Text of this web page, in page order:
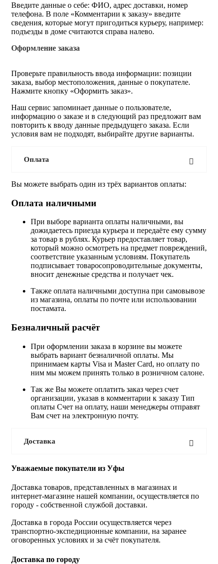
Введите данные о себе: ФИО, адрес доставки, номер
телефона. В поле «Комментарии к заказу» введите
сведения, которые могут пригодиться курьеру, например:
подъезды в доме считаются справа налево.
Оформление заказа
Проверьте правильность ввода информации: позиции
заказа, выбор местоположения, данные о покупателе.
Нажмите кнопку «Оформить заказ».
Наш сервис запоминает данные о пользователе,
информацию о заказе и в следующий раз предложит вам
повторить к вводу данные предыдущего заказа. Если
условия вам не подходят, выбирайте другие варианты.
Оплата
Вы можете выбрать один из трёх вариантов оплаты:
Оплата наличными
При выборе варианта оплаты наличными, вы
дожидаетесь приезда курьера и передаёте ему сумму
за товар в рублях. Курьер предоставляет товар,
который можно осмотреть на предмет повреждений,
соответствие указанным условиям. Покупатель
подписывает товаросопроводительные документы,
вносит денежные средства и получает чек.
Также оплата наличными доступна при самовывозе
из магазина, оплаты по почте или использовании
постамата.
Безналичный расчёт
При оформлении заказа в корзине вы можете
выбрать вариант безналичной оплаты. Мы
принимаем карты Visa и Master Card, но оплату по
ним мы можем принять только в розничном салоне.
Так же Вы можете оплатить заказ через счет
организации, указав в комментарии к заказу Тип
оплаты Счет на оплату, наши менеджеры отправят
Вам счет на электронную почту.
Доставка
Уважаемые покупатели из Уфы
Доставка товаров, представленных в магазинах и
интернет-магазине нашей компании, осуществляется по
городу - собственной службой доставки.
Доставка в города России осуществляется через
транспортно-экспедиционные компании, на заранее
оговоренных условиях и за счёт покупателя.
Доставка по городу